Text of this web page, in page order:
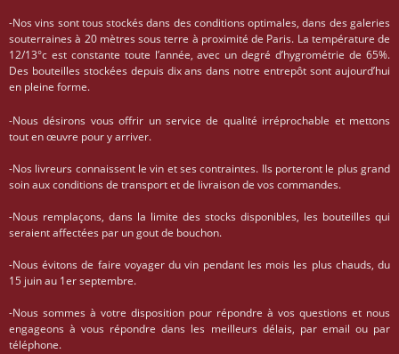
-Nos vins sont tous stockés dans des conditions optimales, dans des galeries
souterraines à 20 mètres sous terre à proximité de Paris. La température de
12/13°c est constante toute l’année, avec un degré d’hygrométrie de 65%.
Des bouteilles stockées depuis dix ans dans notre entrepôt sont aujourd’hui
en pleine forme.
-Nous désirons vous offrir un service de qualité irréprochable et mettons
tout en œuvre pour y arriver.
-Nos livreurs connaissent le vin et ses contraintes. Ils porteront le plus grand
soin aux conditions de transport et de livraison de vos commandes.
-Nous remplaçons, dans la limite des stocks disponibles, les bouteilles qui
seraient affectées par un gout de bouchon.
-Nous évitons de faire voyager du vin pendant les mois les plus chauds, du
15 juin au 1er septembre.
-Nous sommes à votre disposition pour répondre à vos questions et nous
engageons à vous répondre dans les meilleurs délais, par email ou par
téléphone.